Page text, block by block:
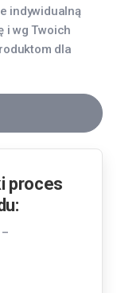
indywidualną
i wg Twoich
dla
proces
Gdańsk